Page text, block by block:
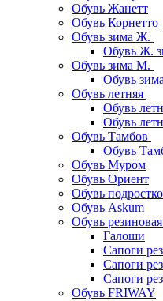
Обувь Жанетт
Обувь Корнетто
Обувь зима Ж.
Обувь Ж.
Обувь зима М.
Обувь
Обувь летняя
Обувь
Обувь
Обувь Тамбов
Обувь
Обувь Муром
Обувь Ориент
Обувь
Обувь Askum
Обувь резиновая
Галоши
Сапоги
Сапоги
Сапоги
Обувь FRIWAY